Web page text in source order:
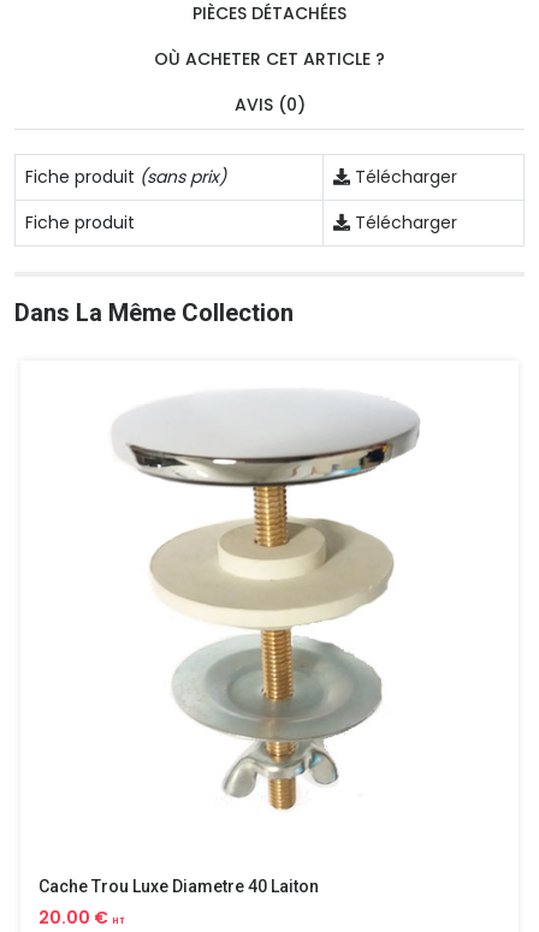
PIÈCES DÉTACHÉES
OÙ ACHETER CET ARTICLE ?
AVIS (0)
Fiche produit (sans prix)
Télécharger
Fiche produit
Télécharger
Dans La Même Collection
Cache Trou Luxe Diametre 40 Laiton
20.00 € HT